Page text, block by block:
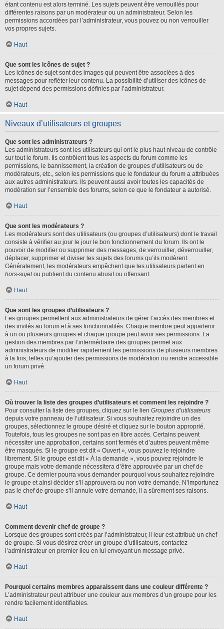
étant contenu est alors terminé. Les sujets peuvent être verrouillés pour
différentes raisons par un modérateur ou un administrateur. Selon les
permissions accordées par l’administrateur, vous pouvez ou non verrouiller
vos propres sujets.
Haut
Que sont les icônes de sujet ?
Les icônes de sujet sont des images qui peuvent être associées à des
messages pour refléter leur contenu. La possibilité d’utiliser des icônes de
sujet dépend des permissions définies par l’administrateur.
Haut
Niveaux d’utilisateurs et groupes
Que sont les administrateurs ?
Les administrateurs sont les utilisateurs qui ont le plus haut niveau de contrôle
sur tout le forum. Ils contrôlent tous les aspects du forum comme les
permissions, le bannissement, la création de groupes d’utilisateurs ou de
modérateurs, etc., selon les permissions que le fondateur du forum a attribuées
aux autres administrateurs. Ils peuvent aussi avoir toutes les capacités de
modération sur l’ensemble des forums, selon ce que le fondateur a autorisé.
Haut
Que sont les modérateurs ?
Les modérateurs sont des utilisateurs (ou groupes d’utilisateurs) dont le travail
consiste à vérifier au jour le jour le bon fonctionnement du forum. Ils ont le
pouvoir de modifier ou supprimer des messages, de verrouiller, déverrouiller,
déplacer, supprimer et diviser les sujets des forums qu’ils modèrent.
Généralement, les modérateurs empêchent que les utilisateurs partent en
hors-sujetou publient du contenu abusif ou offensant.
Haut
Que sont les groupes d’utilisateurs ?
Les groupes permettent aux administrateurs de gérer l’accès des membres et
des invités au forum et à ses fonctionnalités. Chaque membre peut appartenir
à un ou plusieurs groupes et chaque groupe peut avoir ses permissions. La
gestion des membres par l’intermédiaire des groupes permet aux
administrateurs de modifier rapidement les permissions de plusieurs membres
à la fois, telles qu’ajouter des permissions de modération ou rendre accessible
un forum privé.
Haut
Où trouver la liste des groupes d’utilisateurs et comment les rejoindre ?
Pour consulter la liste des groupes, cliquez sur le lien Groupes d’utilisateurs
depuis votre panneau de l’utilisateur. Si vous souhaitez rejoindre un des
groupes, sélectionnez le groupe désiré et cliquez sur le bouton approprié.
Toutefois, tous les groupes ne sont pas en libre accès. Certains peuvent
nécessiter une approbation, certains sont fermés et d’autres peuvent même
être masqués. Si le groupe est dit « Ouvert », vous pouvez le rejoindre
librement. Si le groupe est dit « À la demande », vous pouvez rejoindre le
groupe mais votre demande nécessitera d’être approuvée par un chef de
groupe. Ce dernier pourra vous demander pourquoi vous souhaitez rejoindre
le groupe et ainsi décider s’il approuvera ou non votre demande. N’importunez
pas le chef de groupe s’il annule votre demande, il a sûrement ses raisons.
Haut
Comment devenir chef de groupe ?
Lorsque des groupes sont créés par l’administrateur, il leur est attribué un chef
de groupe. Si vous désirez créer un groupe d’utilisateurs, contactez
l’administrateur en premier lieu en lui envoyant un message privé.
Haut
Pourquoi certains membres apparaissent dans une couleur différente ?
L’administrateur peut attribuer une couleur aux membres d’un groupe pour les
rendre facilement identifiables.
Haut